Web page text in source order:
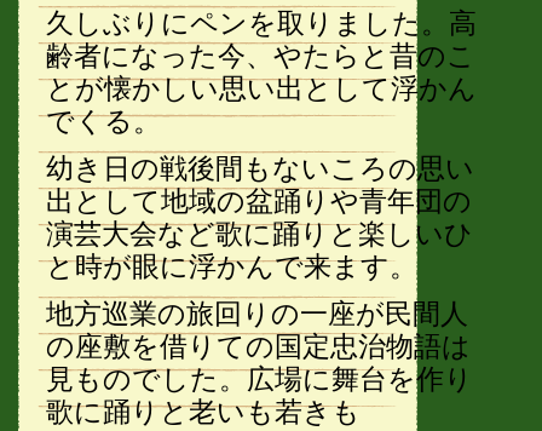
久しぶりにペンを取りました。高
齢者になった今、やたらと昔のこ
とが懐かしい思い出として浮かん
でくる。
幼き日の戦後間もないころの思い
出として地域の盆踊りや青年団の
演芸大会など歌に踊りと楽しいひ
と時が眼に浮かんで来ます。
地方巡業の旅回りの一座が民間人
の座敷を借りての国定忠治物語は
見ものでした。広場に舞台を作り
歌に踊りと老いも若きも